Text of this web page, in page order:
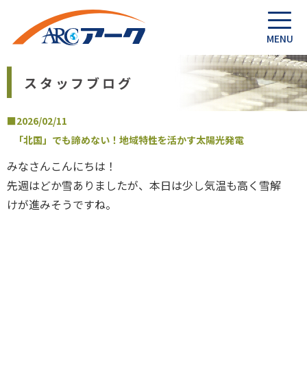
スタッフブログ
■2026/02/11
「北国」でも諦めない！地域特性を活かす太陽光発電
みなさんこんにちは！
先週はどか雪ありましたが、本日は少し気温も高く雪解
けが進みそうですね。